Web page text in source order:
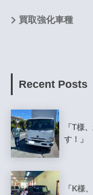
買取強化車種
Recent Posts
「T様
す！」
「K様